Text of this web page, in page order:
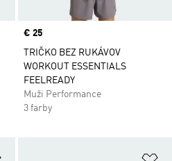
Discount
Price
€ 25
TRIČKO BEZ RUKÁVOV
WORKOUT ESSENTIALS
FEELREADY
Muži Performance
3 farby
Pridať do zoznamu želaných